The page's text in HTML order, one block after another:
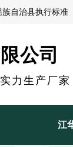
族自治县执行标准
公司
力生产厂家
江